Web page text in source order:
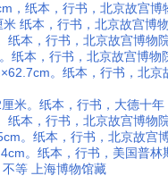
，纸本，行书，北京故宫博
纸本，行书，北京故宫博
纸本，行书，北京故宫博物
纸本，行书，北京故宫博物
。纸本，行书，北
米。纸本，行书，大德十
纸本，行书，北京故宫博物
。纸本，行书，北京故宫
。纸本，行书，美国普
等 上海博物馆藏